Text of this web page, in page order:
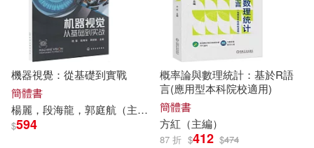
黃易(128)
吳慶芳（主編）(125)
趙鎮琬（主編）(123)
首都師範大學出版社(1814)
西安交通大學出版社(1792)
機器視覺：從基礎到實戰
簡體書
楊麗，段海龍，郭庭航（主編
$594
概率論與數理統計：基於R語
言(應用型本科院校適用)
簡體書
方紅（主編）
87 折 $412 $474